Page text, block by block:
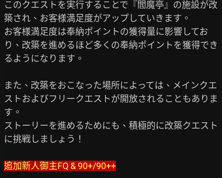
このクエストを実行することで『閻魔亭』の施設が改
築され、お客様満足度がアップしていきます。
お客様満足度は奉納ポイントの獲得量に影響してお
り、改築を進めるほど多くの奉納ポイントを獲得でき
るようになります。
また、改築をおこなった場所によっては、メインクエ
ストおよびフリークエストが開放されることもありま
す。
ストーリーを進めるためにも、積極的に改築クエスト
に挑戦しましょう！
追加新人御主FQ & 90+/90++